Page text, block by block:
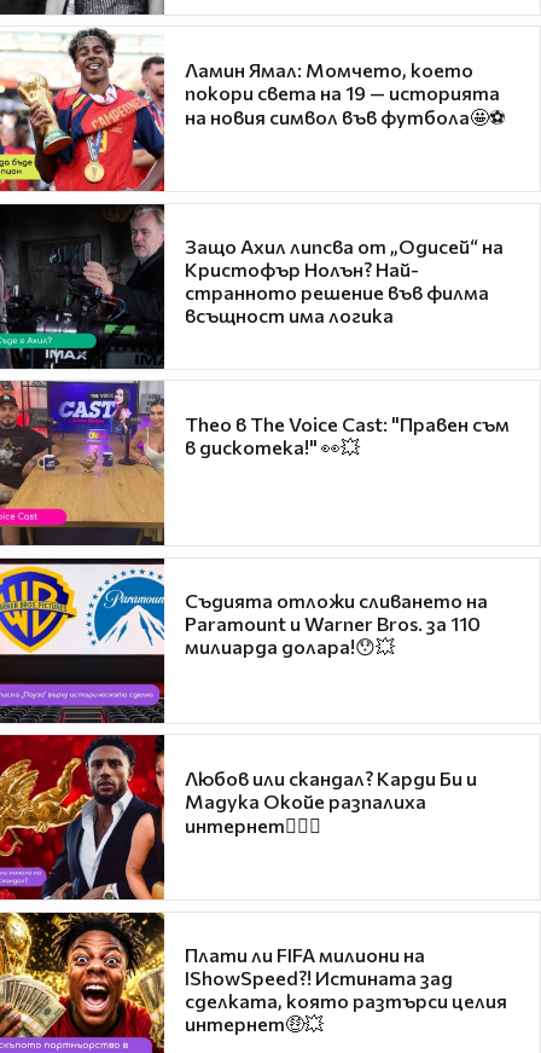
Ламин Ямал: Момчето, което
покори света на 19 — историята
на новия символ във футбола🤩⚽
Защо Ахил липсва от „Одисей“ на
Кристофър Нолън? Най-
странното решение във филма
всъщност има логика
Theo в The Voice Cast: "Правен съм
в дискотека!" 👀💥
Съдията отложи сливането на
Paramount и Warner Bros. за 110
милиарда долара!😯💥
Любов или скандал? Карди Би и
Мадука Окойе разпалиха
интернет❤️‍🔥🔥
Плати ли FIFA милиони на
IShowSpeed?! Истината зад
сделката, която разтърси целия
интернет🤑💥